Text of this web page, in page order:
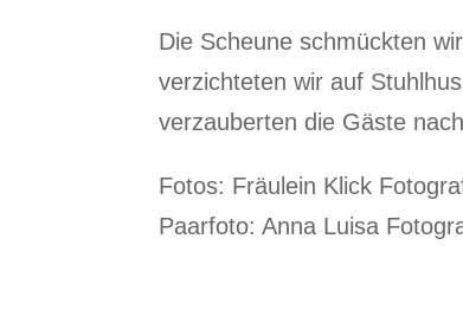
Die Scheune schmückten
verzichteten wir auf
verzauberten die Gäste
Fotos: Fräulein Klick
Paarfoto: Anna Luisa